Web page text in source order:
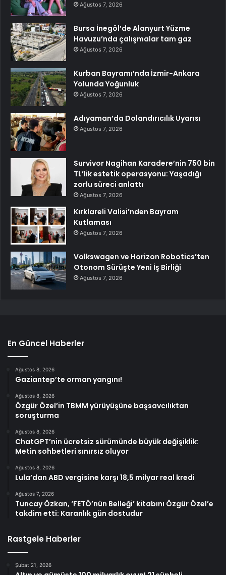
Ağustos 7, 2026
Bursa İnegöl’de Alanyurt Yüzme
Havuzu’nda çalışmalar tam gaz
Ağustos 7, 2026
Kurban Bayramı’nda İzmir-Ankara
Yolunda Yoğunluk
Ağustos 7, 2026
Adıyaman’da Dolandırıcılık Uyarısı
Ağustos 7, 2026
Survivor Nagihan Karadere’nin 750 bin
TL’lik estetik operasyonu: Yaşadığı
zorlu süreci anlattı
Ağustos 7, 2026
Kırklareli Valisi’nden Bayram
Kutlaması
Ağustos 7, 2026
Volkswagen ve Horizon Robotics’ten
Otonom Sürüşte Yeni İş Birliği
Ağustos 7, 2026
En Güncel Haberler
Ağustos 8, 2026
Gaziantep’te orman yangını!
Ağustos 8, 2026
Özgür Özel’in TBMM yürüyüşüne başsavcılıktan
soruşturma
Ağustos 8, 2026
ChatGPT’nin ücretsiz sürümünde büyük değişiklik:
Metin sohbetleri sınırsız oluyor
Ağustos 8, 2026
Lula’dan ABD vergisine karşı 18,5 milyar real kredi
Ağustos 7, 2026
Tuncay Özkan, ‘FETÖ’nün Belleği’ kitabını Özgür Özel’e
takdim etti: Karanlık gün dostudur
Rastgele Haberler
Şubat 21, 2026